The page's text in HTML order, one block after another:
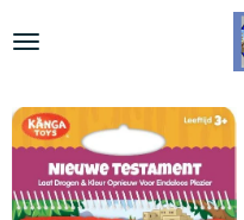
direct
de
hoofdinhoud